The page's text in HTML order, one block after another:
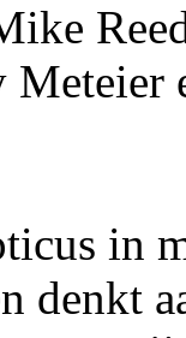
Meteier
in
denkt